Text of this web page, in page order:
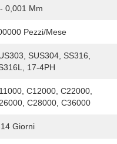
0,001 Mm
Pezzi/mese
SUS304, SS316,
17-4PH
C12000, C22000,
C28000, C36000
Giorni